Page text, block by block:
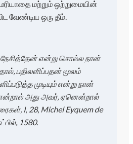
மற்றும் ஒற்றுமையின்
வேண்டிய ஒரு தீம்.
என்று சொல்ல நான்
பதிலளிப்பதன் மூலம்
முடியும் என்று நான்
அது அவர், ஏனென்றால்
I, 28, Michel Eyquem de
1580.